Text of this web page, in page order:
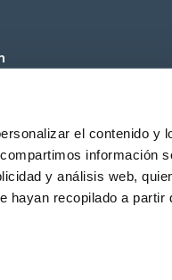
el contenido y
información
y análisis web,
hayan recopilado a
Contacta Noticias